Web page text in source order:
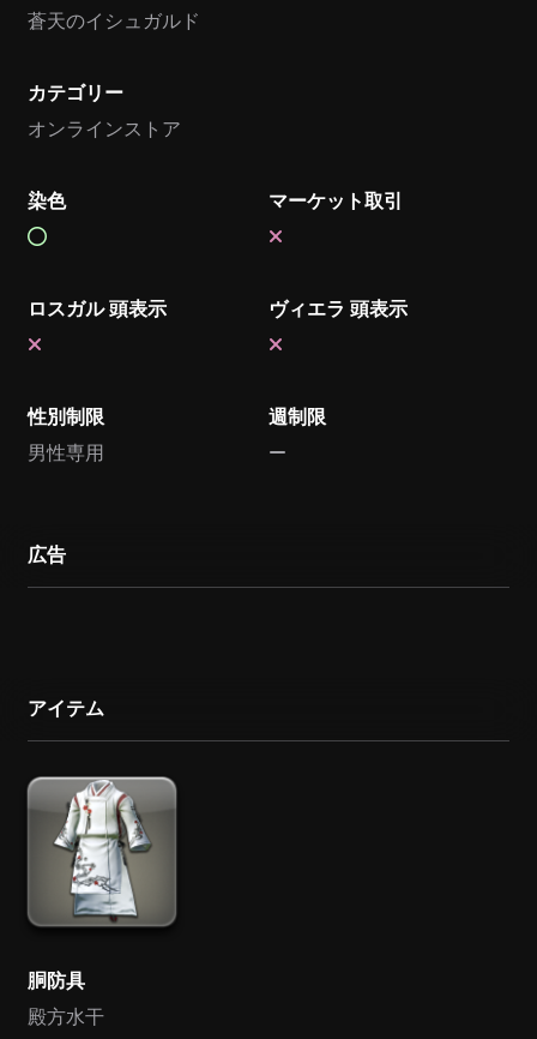
蒼天のイシュガルド
カテゴリー
オンラインストア
染色 マーケット取引
ロスガル 頭表示 ヴィエラ 頭表示
性別制限
男性専用
週制限
広告
アイテム
胴防具
殿方水干